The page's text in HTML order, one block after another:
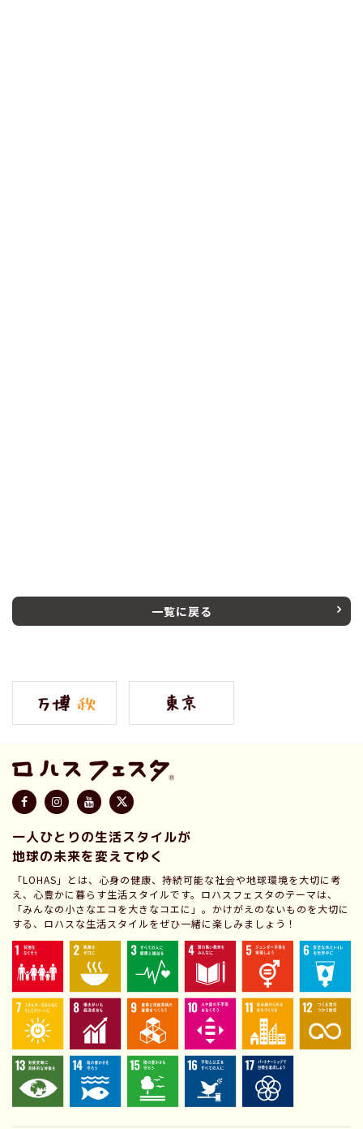
一覧に戻る
一人ひとりの生活スタイルが
地球の未来を変えてゆく
「LOHAS」とは、心身の健康、持続可能な社会や地球環境を大切に考
え、心豊かに暮らす生活スタイルです。ロハスフェスタのテーマは、
「みんなの小さなエコを大きなコエに」。かけがえのないものを大切に
する、ロハスな生活スタイルをぜひ一緒に楽しみましょう！